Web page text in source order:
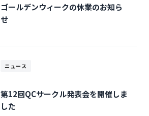
ゴールデンウィークの休業のお知ら
せ
ニュース
第12回QCサークル発表会を開催しま
した